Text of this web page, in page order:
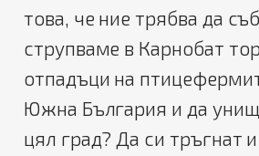
това, че ние трябва да
струпваме в Карнобат
отпадъци на
Южна България и да
цял град? Да си тръгнат